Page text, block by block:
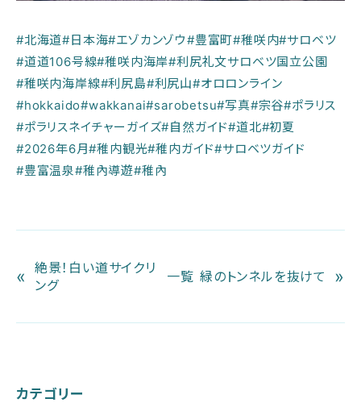
#北海道#日本海#エゾカンゾウ#豊富町#稚咲内#サロベツ
#道道106号線#稚咲内海岸#利尻礼文サロベツ国立公園
#稚咲内海岸線#利尻島#利尻山#オロロンライン
#hokkaido#wakkanai#sarobetsu#写真#宗谷#ポラリス
#ポラリスネイチャーガイズ#自然ガイド#道北#初夏
#2026年6月#稚内観光#稚内ガイド#サロベツガイド
#豊富温泉#稚內導遊#稚內
«
絶景！白い道サイクリ
ング
一覧 緑のトンネルを抜けて »
カテゴリー